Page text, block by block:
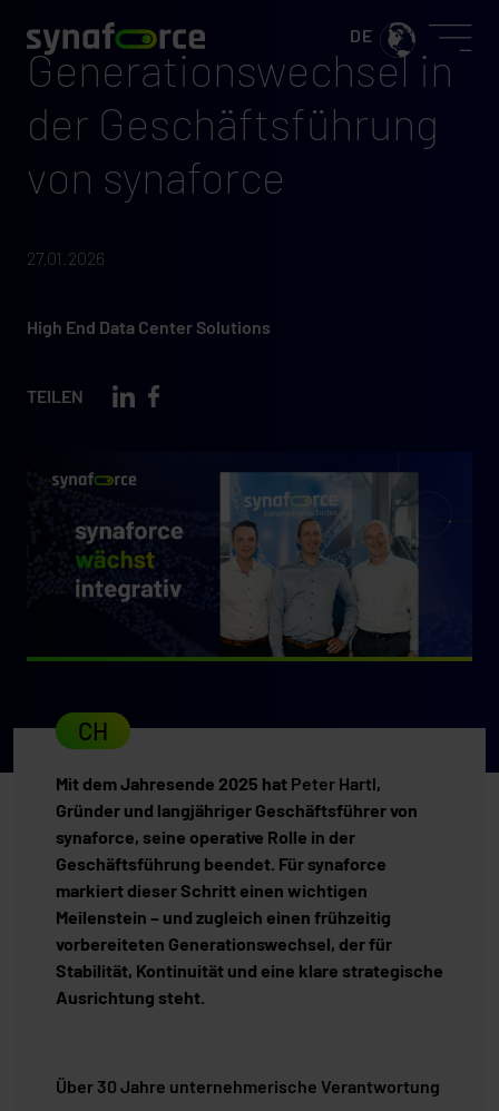
Generationswechsel in
der Geschäftsführung
von synaforce
27.01.2026
High End Data Center Solutions
TEILEN
CH
Mit dem Jahresende 2025 hat Peter Hartl,
Gründer und langjähriger Geschäftsführer von
synaforce, seine operative Rolle in der
Geschäftsführung beendet. Für synaforce
markiert dieser Schritt einen wichtigen
Meilenstein – und zugleich einen frühzeitig
vorbereiteten Generationswechsel, der für
Stabilität, Kontinuität und eine klare strategische
Ausrichtung steht.
Über 30 Jahre unternehmerische Verantwortung